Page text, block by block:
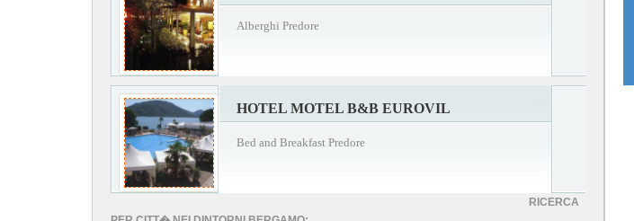
Alberghi Predore
HOTEL MOTEL B&B EUROVIL
Bed and Breakfast Predore
RICERCA